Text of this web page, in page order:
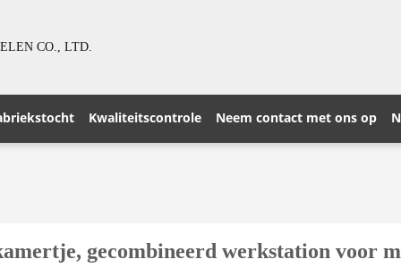
CO., LTD.
Kwaliteitscontrole Neem contact met ons op
gecombineerd werkstation voor